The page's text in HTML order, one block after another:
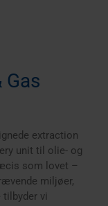
Gas
extraction
unit til olie- og
som lovet –
miljøer,
tilbyder vi